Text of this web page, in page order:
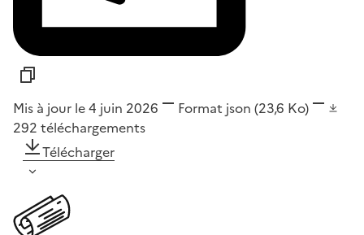
Mis à jour le 4 juin 2026 Format json (23,6 Ko)
292 téléchargements
Télécharger